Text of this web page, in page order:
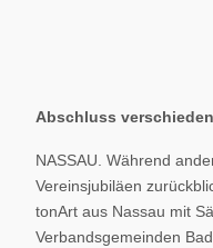
Abschluss
NASSAU. Während
Vereinsjubiläen
tonArt aus Nassau mit
Verbandsgemeinden